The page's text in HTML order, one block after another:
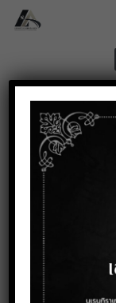
Skip
ประกาศ
ซ้อมเค
ประกาศผูู้ชนะการเส
เจาะจง
577